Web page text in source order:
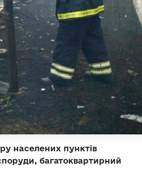
населених пунктів
багатоквартирний